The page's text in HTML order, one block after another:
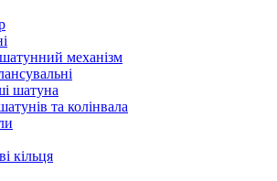
механізм
шатуна
та колінвала
кільця